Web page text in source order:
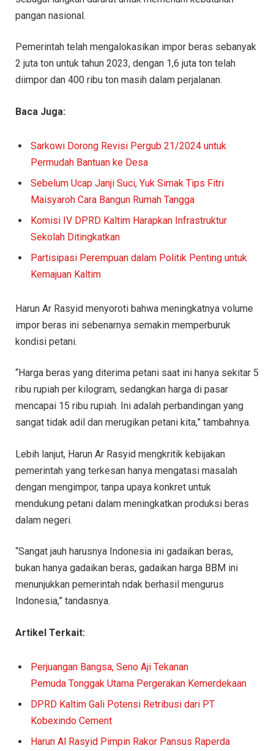
pangan nasional.
Pemerintah telah mengalokasikan impor beras sebanyak
2 juta ton untuk tahun 2023, dengan 1,6 juta ton telah
diimpor dan 400 ribu ton masih dalam perjalanan.
Baca Juga:
Sarkowi Dorong Revisi Pergub 21/2024 untuk
Permudah Bantuan ke Desa
Sebelum Ucap Janji Suci, Yuk Simak Tips Fitri
Maisyaroh Cara Bangun Rumah Tangga
Komisi IV DPRD Kaltim Harapkan Infrastruktur
Sekolah Ditingkatkan
Partisipasi Perempuan dalam Politik Penting untuk
Kemajuan Kaltim
Harun Ar Rasyid menyoroti bahwa meningkatnya volume
impor beras ini sebenarnya semakin memperburuk
kondisi petani.
“Harga beras yang diterima petani saat ini hanya sekitar 5
ribu rupiah per kilogram, sedangkan harga di pasar
mencapai 15 ribu rupiah. Ini adalah perbandingan yang
sangat tidak adil dan merugikan petani kita,” tambahnya.
Lebih lanjut, Harun Ar Rasyid mengkritik kebijakan
pemerintah yang terkesan hanya mengatasi masalah
dengan mengimpor, tanpa upaya konkret untuk
mendukung petani dalam meningkatkan produksi beras
dalam negeri.
“Sangat jauh harusnya Indonesia ini gadaikan beras,
bukan hanya gadaikan beras, gadaikan harga BBM ini
menunjukkan pemerintah ndak berhasil mengurus
Indonesia,” tandasnya.
Artikel Terkait:
Perjuangan Bangsa, Seno Aji Tekanan
Pemuda Tonggak Utama Pergerakan Kemerdekaan
DPRD Kaltim Gali Potensi Retribusi dari PT
Kobexindo Cement
Harun Al Rasyid Pimpin Rakor Pansus Raperda